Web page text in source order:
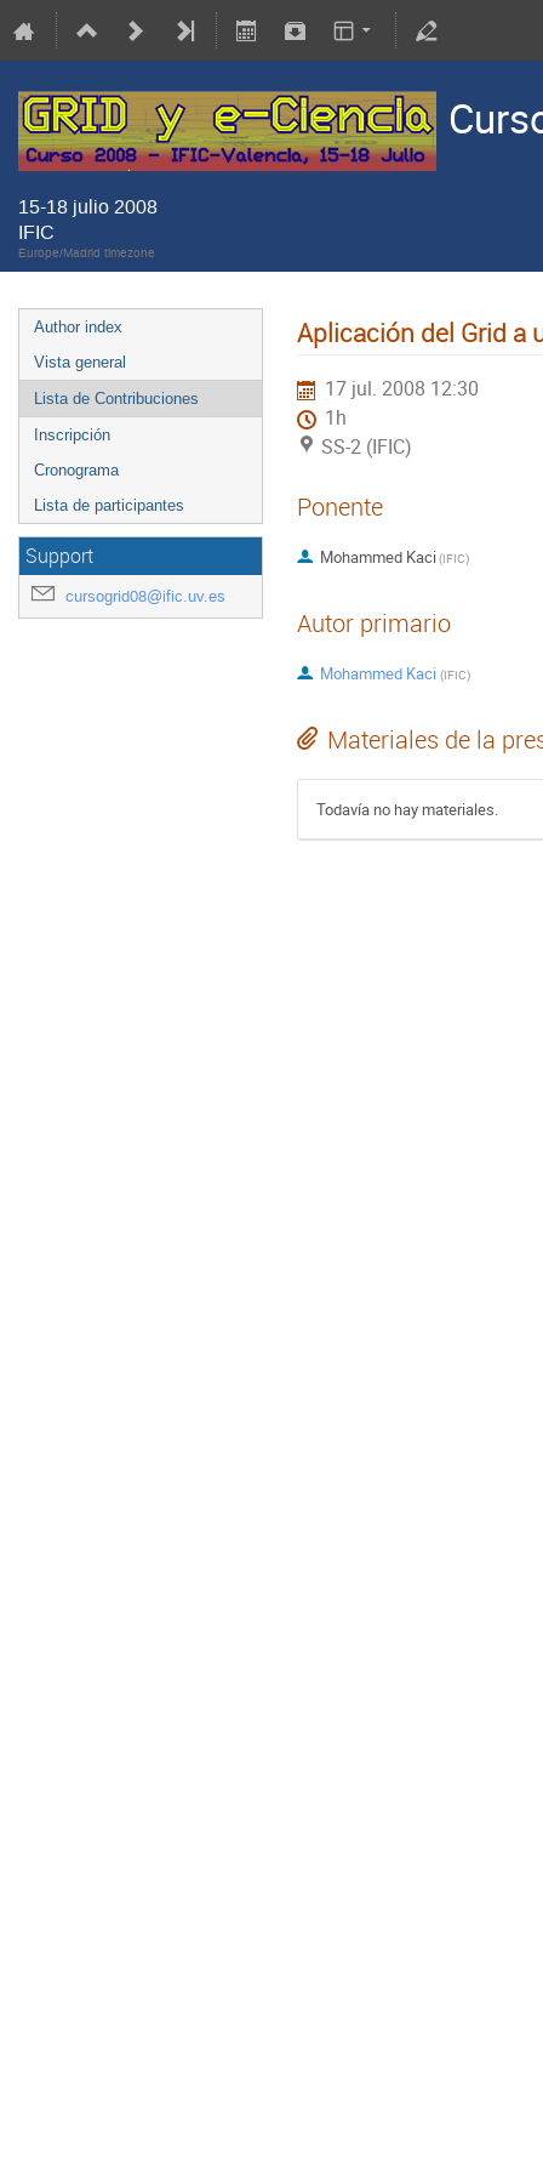
15-18 julio 2008
IFIC
Europe/Madrid timezone
Author index
Vista general
Lista de Contribuciones
Inscripción
Cronograma
Lista de participantes
Support
cursogrid08@ific.uv.es
Aplicación del Grid a
17 jul. 2008 12:30
1h
SS-2 (IFIC)
Ponente
Mohammed Kaci(IFIC)
Autor primario
Mohammed Kaci (IFIC)
Materiales de la
Todavía no hay materiales.